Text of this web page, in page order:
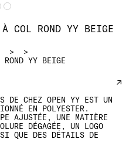
ROND YY BEIGE
COL ROND YY BEIGE
DE CHEZ OPEN YY EST UN
EN POLYESTER.
AJUSTÉE, UNE MATIÈRE
DÉGAGÉE, UN LOGO
QUE DES DÉTAILS DE